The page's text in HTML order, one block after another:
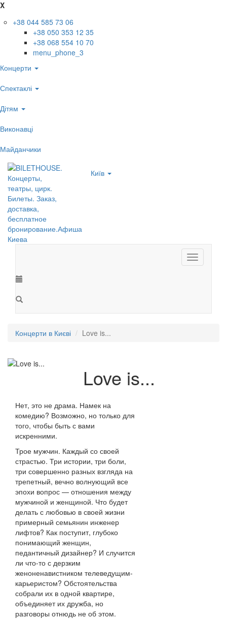
X
+38 044 585 73 06
+38 050 353 12 35
+38 068 554 10 70
menu_phone_3
Концерти
Спектаклі
Дітям
Виконавці
Майданчики
Київ
Toggle
navigation
Концерти в Києві Love is...
Love is...
Нет, это не драма. Намек на
комедию? Возможно, но только для
того, чтобы быть с вами
искренними.
Трое мужчин. Каждый со своей
страстью. Три истории, три боли,
три совершенно разных взгляда на
трепетный, вечно волнующий все
эпохи вопрос — отношения между
мужчиной и женщиной. Что будет
делать с любовью в своей жизни
примерный семьянин инженер
лифтов? Как поступит, глубоко
понимающий женщин,
педантичный дизайнер? И случится
ли что-то с дерзким
женоненавистником телеведущим-
карьеристом? Обстоятельства
собрали их в одной квартире,
объединяет их дружба, но
разговоры отнюдь не об этом.